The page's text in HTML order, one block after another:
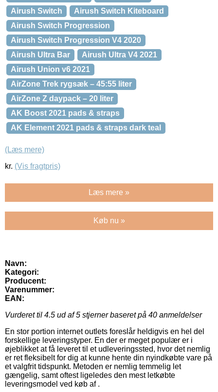
Airush Switch
Airush Switch Kiteboard
Airush Switch Progression
Airush Switch Progression V4 2020
Airush Ultra Bar
Airush Ultra V4 2021
Airush Union v6 2021
AirZone Trek rygsæk – 45:55 liter
AirZone Z daypack – 20 liter
AK Boost 2021 pads & straps
AK Element 2021 pads & straps dark teal
(Læs mere)
kr. (Vis fragtpris)
Læs mere »
Køb nu »
Navn:
Kategori:
Producent:
Varenummer:
EAN:
Vurderet til 4.5 ud af 5 stjerner baseret på 40 anmeldelser
En stor portion internet outlets foreslår heldigvis en hel del
forskellige leveringstyper. En der er meget populær er i
øjeblikket at få leveret til et udleveringssted, hvor det nemlig
er ret fleksibelt for dig at kunne hente din nyindkøbte vare på
et valgfrit tidspunkt. Metoden er nemlig temmelig let
gængelig, samt oftest ligeledes den mest letkøbte
leveringsmodel ved køb af .